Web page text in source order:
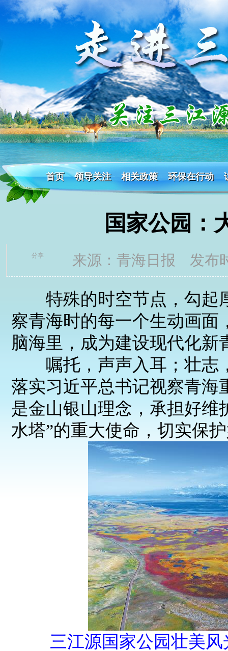
首页 领导关注 相关政策 环保在行动
国家公园：
来源：青海日报 发
分享
特殊的时空节点，勾起
察青海时的每一个生动画面
脑海里，成为建设现代化新
嘱托，声声入耳；壮志
落实习近平总书记视察青海
是金山银山理念，承担好维
水塔”的重大使命，切实保
三江源国家公园壮美风